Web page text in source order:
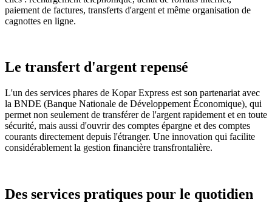
paiement de factures, transferts d'argent et même organisation de
cagnottes en ligne.
Le transfert d'argent repensé
L'un des services phares de Kopar Express est son partenariat avec
la BNDE (Banque Nationale de Développement Économique), qui
permet non seulement de transférer de l'argent rapidement et en toute
sécurité, mais aussi d'ouvrir des comptes épargne et des comptes
courants directement depuis l'étranger. Une innovation qui facilite
considérablement la gestion financière transfrontalière.
Des services pratiques pour le quotidien